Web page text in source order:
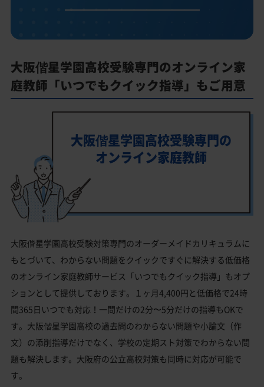
大阪偕星学園高校受験専門のオンライン家
庭教師「いつでもクイック指導」もご用意
大阪偕星学園高校受験専門の
オンライン家庭教師
大阪偕星学園高校受験対策専門のオーダーメイドカリキュラムに
もとづいて、わからない問題をクイックですぐに解決する低価格
のオンライン家庭教師サービス「いつでもクイック指導」もオプ
ションとして提供しております。１ヶ月4,400円と低価格で24時
間365日いつでも対応！一問だけの2分〜5分だけの指導もOKで
す。大阪偕星学園高校の過去問のわからない問題や小論文（作
文）の添削指導だけでなく、学校の定期スト対策でわからない問
題も解決します。大阪府の公立高校対策も同時に対応が可能で
す。